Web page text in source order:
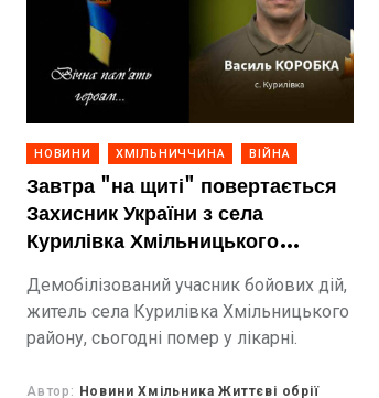
НОВИНИ ХМІЛЬНИЧЧИНА ВІЙНА
Завтра "на щиті" повертається
Захисник України з села
Курилівка Хмільницького
Демобілізований учасник бойових дій,
житель села Курилівка Хмільницького
району, сьогодні помер у лікарні.
Автор: Новини Хмільника Життєві обрії